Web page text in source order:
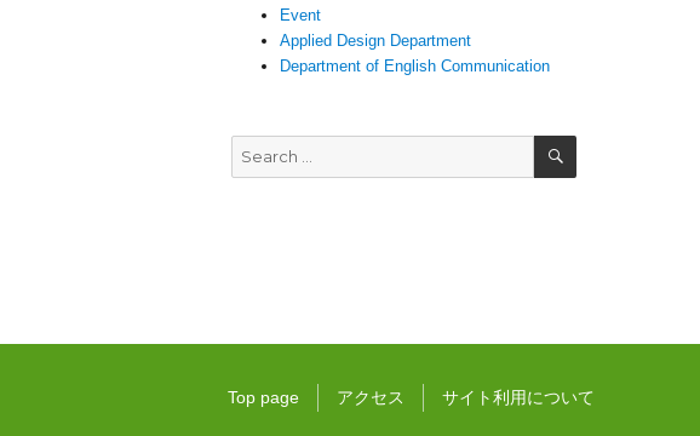
Event
Applied Design Department
Department of English Communication
Search
for:
SEARCH
Top page アクセス サイト利用について